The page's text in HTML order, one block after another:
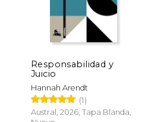
$ 21.41
$ 18.20
15%
Responsabilidad y
Juicio
Hannah Arendt
(1)
Austral, 2026, Tapa Blanda,